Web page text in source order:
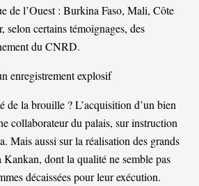
de l’Ouest : Burkina Faso, Mali, Côte
selon certains témoignages, des
du CNRD.
enregistrement explosif
de la brouille ? L’acquisition d’un bien
collaborateur du palais, sur instruction
Mais aussi sur la réalisation des grands
Kankan, dont la qualité ne semble pas
décaissées pour leur exécution.